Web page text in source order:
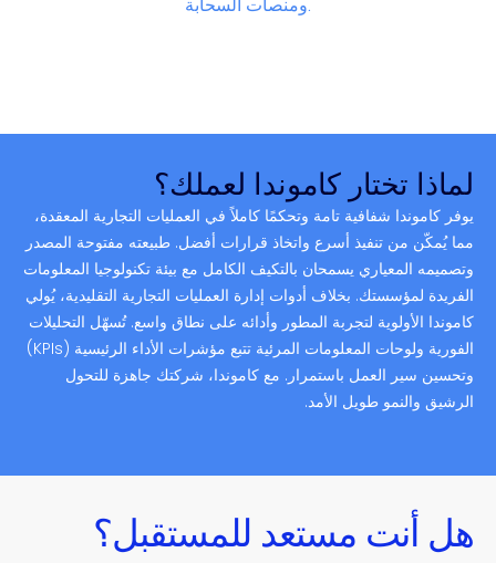
ومنصات السحابة.
لماذا تختار كاموندا لعملك؟
يوفر كاموندا شفافية تامة وتحكمًا كاملاً في العمليات التجارية المعقدة،
مما يُمكّن من تنفيذ أسرع واتخاذ قرارات أفضل. طبيعته مفتوحة المصدر
وتصميمه المعياري يسمحان بالتكيف الكامل مع بيئة تكنولوجيا المعلومات
الفريدة لمؤسستك. بخلاف أدوات إدارة العمليات التجارية التقليدية، يُولي
كاموندا الأولوية لتجربة المطور وأدائه على نطاق واسع. تُسهّل التحليلات
الفورية ولوحات المعلومات المرئية تتبع مؤشرات الأداء الرئيسية (KPIs)
وتحسين سير العمل باستمرار. مع كاموندا، شركتك جاهزة للتحول
الرشيق والنمو طويل الأمد.
هل أنت مستعد للمستقبل؟